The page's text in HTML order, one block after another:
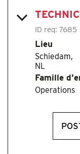
ID req: 7685
Lieu
Schiedam,
Famille
Operations